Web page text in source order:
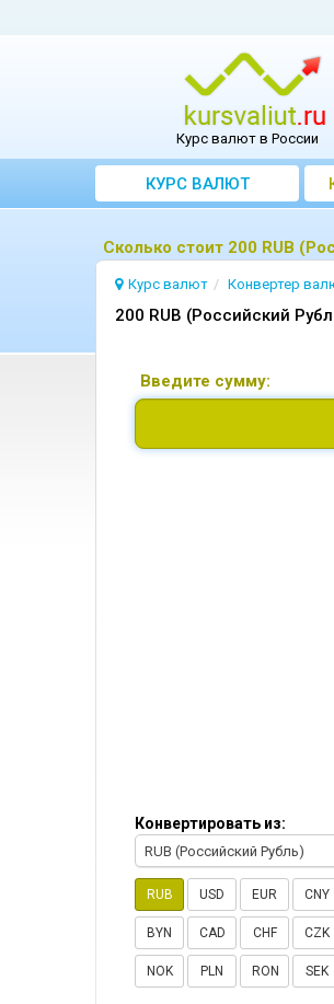
Курс валют в России
КУРС ВАЛЮТ
Сколько стоит 200 RUB
Курс валют Конвертер
200 RUB (Российский
Введите сумму:
Конвертировать из:
RUB (Российский Рубль)
RUB USD EUR CNY
BYN CAD CHF CZK
NOK PLN RON SEK